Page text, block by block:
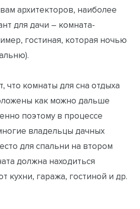
архитекторов, наиболее
для дачи – комната-
гостиная, которая ночью
что комнаты для сна отдыха
как можно дальше
поэтому в процессе
владельцы дачных
для спальни на втором
должна находиться
кухни, гаража, гостиной и др.